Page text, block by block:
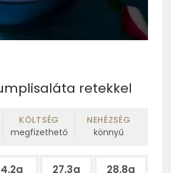
retekkel
KÖLTSÉG
megfizethető
NEHÉZSÉG
könnyű
4.2g 27.3g 28.8g